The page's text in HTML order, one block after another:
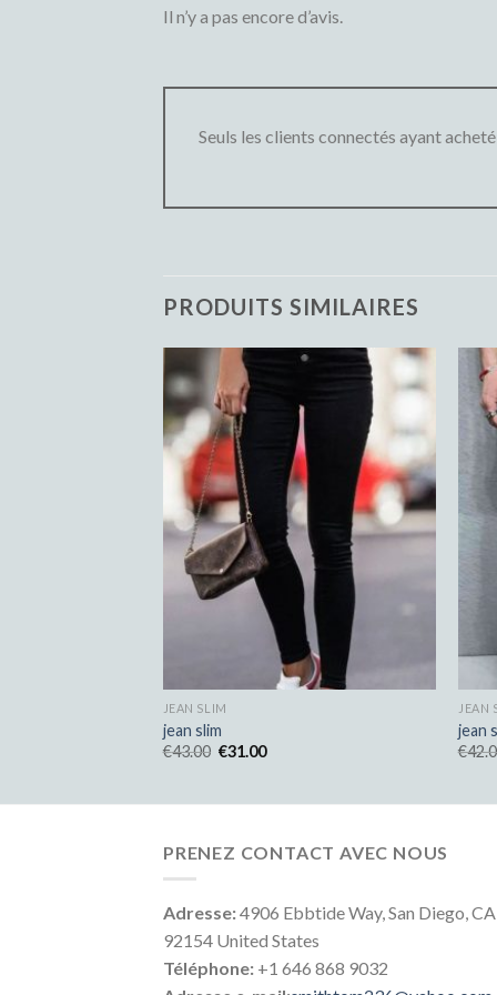
Il n’y a pas encore d’avis.
Seuls les clients connectés ayant
PRODUITS SIMILAIRES
JEAN SLIM
jean slim
€43.00 €31.00
JEAN
jean
€
PRENEZ CONTACT AVEC NOUS
Adresse:4906 Ebbtide Way, San Diego, CA
92154 United States
Téléphone: +1 646 868 9032